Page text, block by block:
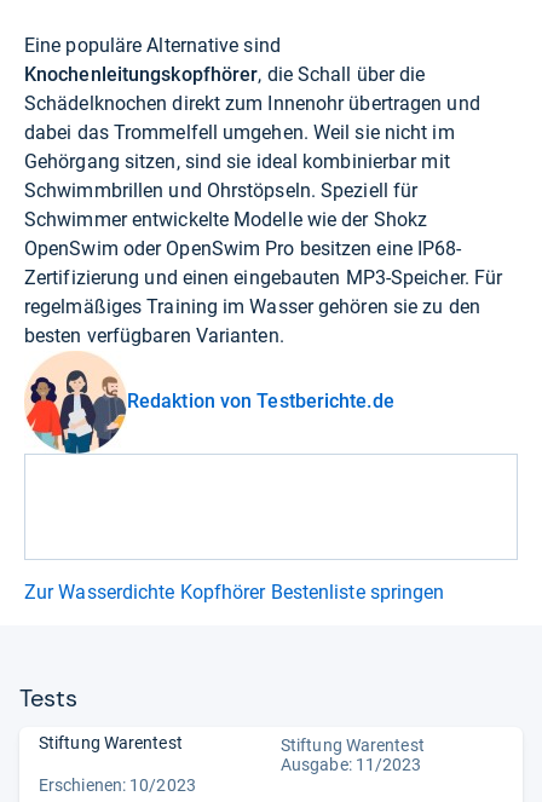
Eine populäre Alternative sind
Knochenleitungskopfhörer, die Schall über die
Schädelknochen direkt zum Innenohr übertragen und
dabei das Trommelfell umgehen. Weil sie nicht im
Gehörgang sitzen, sind sie ideal kombinierbar mit
Schwimmbrillen und Ohrstöpseln. Speziell für
Schwimmer entwickelte Modelle wie der Shokz
OpenSwim oder OpenSwim Pro besitzen eine IP68-
Zertifizierung und einen eingebauten MP3-Speicher. Für
regelmäßiges Training im Wasser gehören sie zu den
besten verfügbaren Varianten.
Redaktion von Testberichte.de
Zur Wasserdichte Kopfhörer Bestenliste springen
Tests
Stiftung Warentest
Stiftung Warentest
Ausgabe: 11/2023
Erschienen: 10/2023